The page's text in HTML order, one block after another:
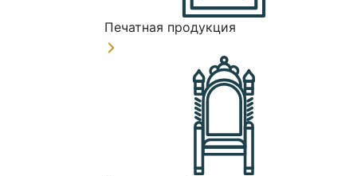
Печатная продукция